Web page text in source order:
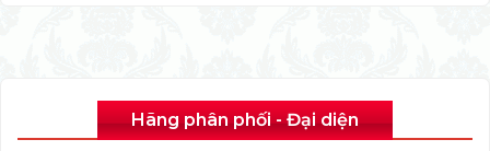
Hãng phân phối - Đại diện